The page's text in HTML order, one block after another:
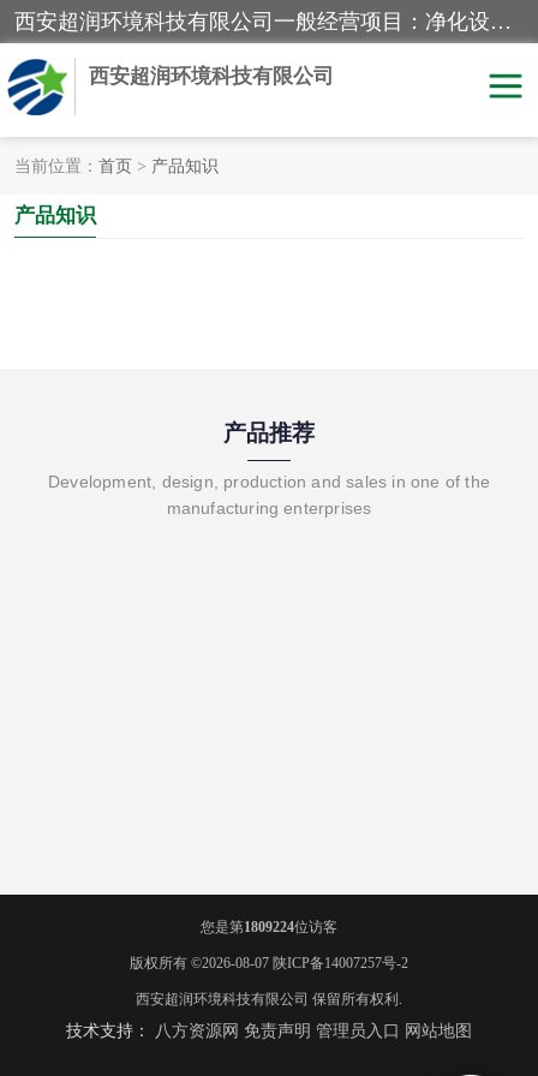
西安超润环境科技有限公司一般经营项目：净化设备、厨房设备、五金机电设备、不锈钢制品、彩钢夹心板、水处理设备的研发、销售；空气净化设备、办公设备、通风设备、建筑材料、金属材料的销售；净化工程、钢结构工程、机电设备工程的设计与施工及技术咨询服务；货物及技术的进出口的业务经营。
西安超润环境科技有限公司
当前位置： 首页 > 产品知识
产品知识
产品推荐
Development, design, production and sales in one of the
manufacturing enterprises
您是第1809224位访客
版权所有 ©2026-08-07 陕ICP备14007257号-2
西安超润环境科技有限公司 保留所有权利.
技术支持： 八方资源网 免责声明 管理员入口 网站地图
洁净手术室